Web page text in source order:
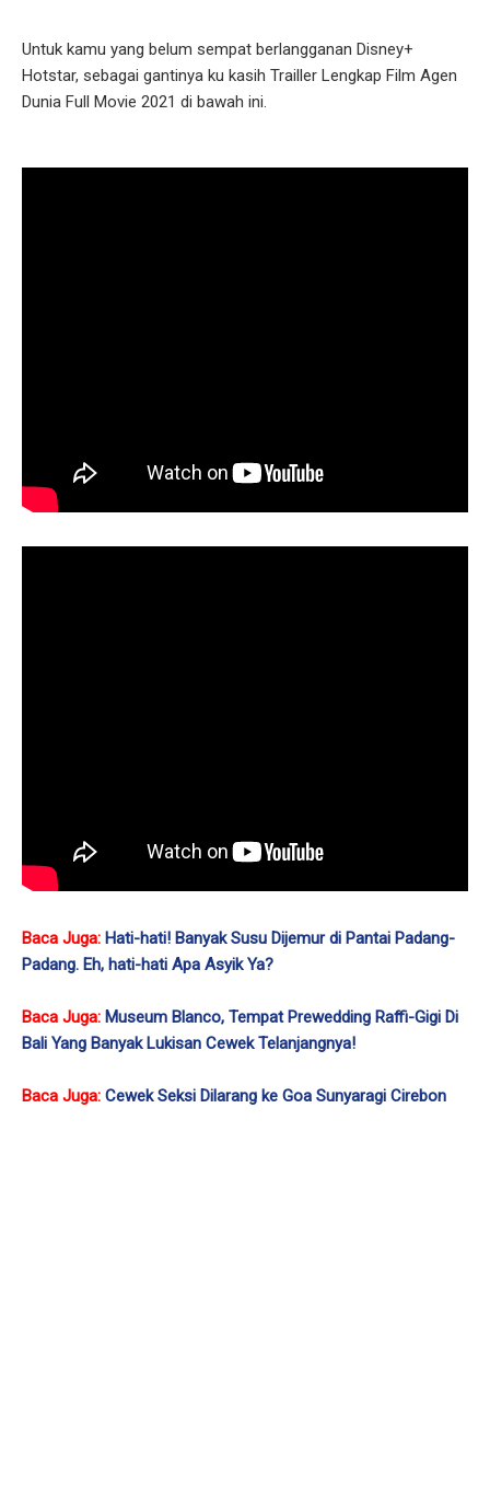
Untuk kamu yang belum sempat berlangganan Disney+
Hotstar, sebagai gantinya ku kasih Trailler Lengkap Film Agen
Dunia Full Movie 2021 di bawah ini.
Baca Juga: Hati-hati! Banyak Susu Dijemur di Pantai Padang-
Padang. Eh, hati-hati Apa Asyik Ya?
Baca Juga: Museum Blanco, Tempat Prewedding Raffi-Gigi Di
Bali Yang Banyak Lukisan Cewek Telanjangnya!
Baca Juga:Cewek Seksi Dilarang ke Goa Sunyaragi Cirebon